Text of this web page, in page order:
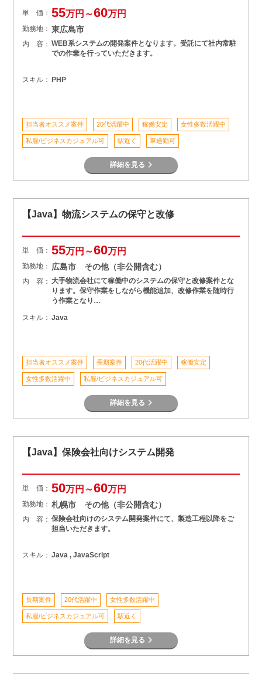
単 価： 55万円～60万円
勤務地： 東広島市
内 容： WEB系システムの開発案件となります。受託にて社内常駐
での作業を行っていただきます。
スキル： PHP
担当者オススメ案件 20代活躍中 稼働安定 女性多数活躍中
私服/ビジネスカジュアル可 駅近く 車通勤可
詳細を見る
【Java】物流システムの保守と改修
単 価： 55万円～60万円
勤務地： 広島市 その他（非公開含む）
内 容： 大手物流会社にて稼働中のシステムの保守と改修案件とな
ります。保守作業をしながら機能追加、改修作業を随時行
う作業となり…
スキル： Java
担当者オススメ案件 長期案件 20代活躍中 稼働安定
女性多数活躍中 私服/ビジネスカジュアル可
詳細を見る
【Java】保険会社向けシステム開発
単 価： 50万円～60万円
勤務地： 札幌市 その他（非公開含む）
内 容： 保険会社向けのシステム開発案件にて、製造工程以降をご
担当いただきます。
スキル： Java , JavaScript
長期案件 20代活躍中 女性多数活躍中
私服/ビジネスカジュアル可 駅近く
詳細を見る